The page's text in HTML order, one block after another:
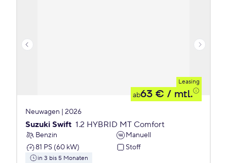
Leasing
ab63 € / mtl.
Neuwagen | 2026
Suzuki Swift 1.2 HYBRID MT Comfort
Benzin
Manuell
81 PS (60 kW)
Stoff
in 3 bis 5 Monaten